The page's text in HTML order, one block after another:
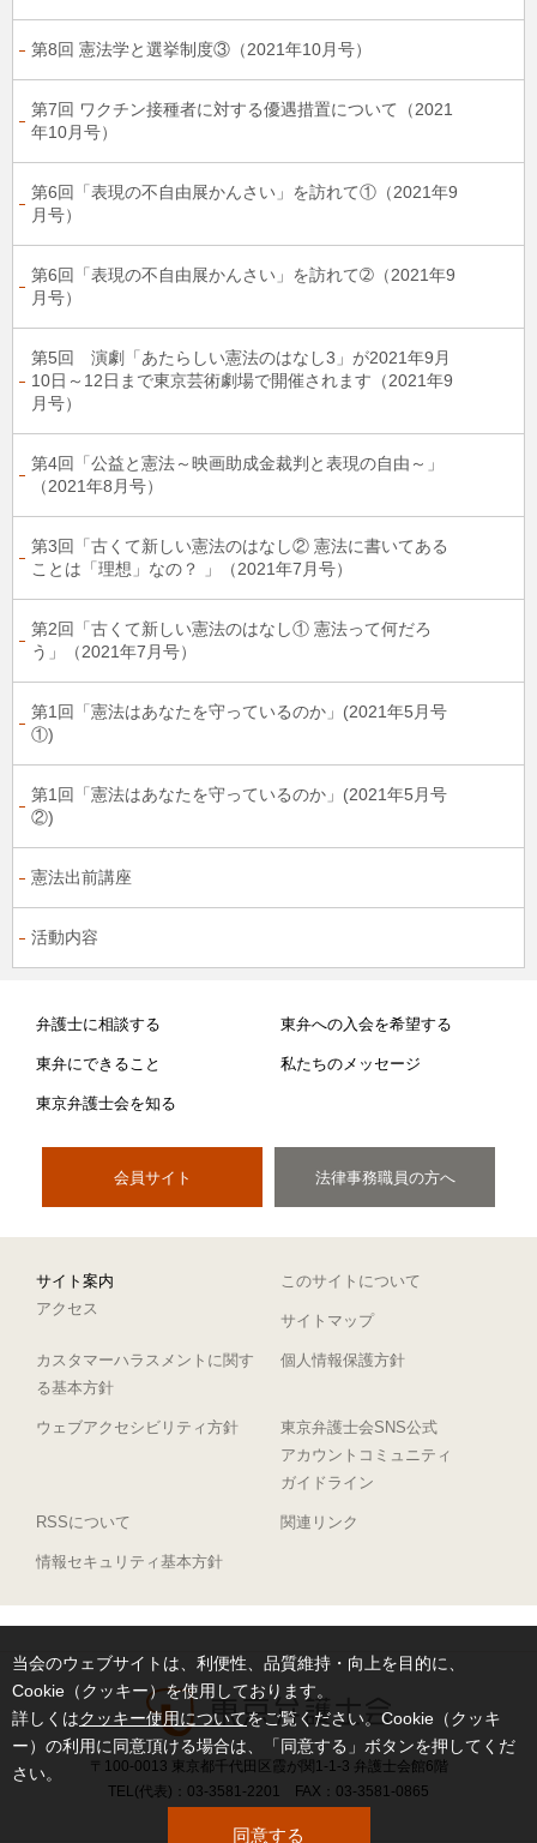
第8回 憲法学と選挙制度③（2021年10月号）
第7回 ワクチン接種者に対する優遇措置について（2021
年10月号）
第6回「表現の不自由展かんさい」を訪れて①（2021年9
月号）
第6回「表現の不自由展かんさい」を訪れて➁（2021年9
月号）
第5回 演劇「あたらしい憲法のはなし3」が2021年9月
10日～12日まで東京芸術劇場で開催されます（2021年9
月号）
第4回「公益と憲法～映画助成金裁判と表現の自由～」
（2021年8月号）
第3回「古くて新しい憲法のはなし② 憲法に書いてある
ことは「理想」なの？ 」（2021年7月号）
第2回「古くて新しい憲法のはなし① 憲法って何だろ
う」（2021年7月号）
第1回「憲法はあなたを守っているのか」(2021年5月号
①)
第1回「憲法はあなたを守っているのか」(2021年5月号
②)
憲法出前講座
活動内容
当会のウェブサイトは、利便性、品質維持・向上を目的に、
Cookie（クッキー）を使用しております。
詳しくはクッキー使用についてをご覧ください。Cookie（クッキ
ー）の利用に同意頂ける場合は、「同意する」ボタンを押してくだ
さい。
同意する
弁護士に相談する 東弁への入会を希望する
東弁にできること 私たちのメッセージ
東京弁護士会を知る
会員サイト 法律事務職員の方へ
サイト案内
このサイトについて
アクセス
サイトマップ
カスタマーハラスメントに関す
る基本方針
個人情報保護方針
ウェブアクセシビリティ方針
東京弁護士会SNS公式
アカウントコミュニティ
ガイドライン
RSSについて 関連リンク
情報セキュリティ基本方針
〒100-0013 東京都千代田区霞が関1-1-3 弁護士会館6階
TEL(代表)：03-3581-2201 FAX：03-3581-0865